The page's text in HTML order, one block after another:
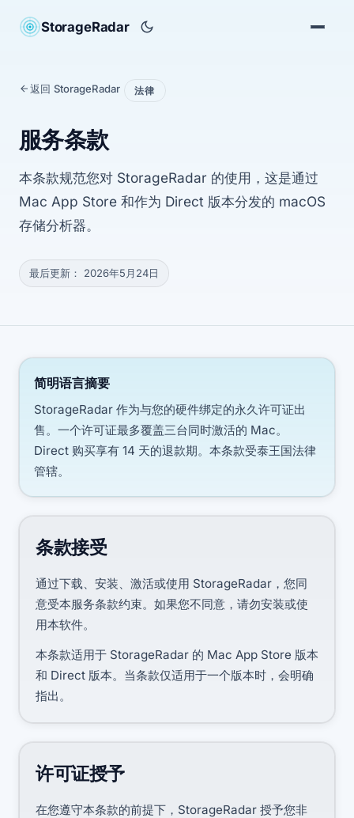
StorageRadar
返回 StorageRadar 法律
服务条款
本条款规范您对 StorageRadar 的使用，这是通过
Mac App Store 和作为 Direct 版本分发的 macOS
存储分析器。
最后更新： 2026年5月24日
简明语言摘要
StorageRadar 作为与您的硬件绑定的永久许可证出
售。一个许可证最多覆盖三台同时激活的 Mac。
Direct 购买享有 14 天的退款期。本条款受泰王国法律
管辖。
条款接受
通过下载、安装、激活或使用 StorageRadar，您同
意受本服务条款约束。如果您不同意，请勿安装或使
用本软件。
本条款适用于 StorageRadar 的 Mac App Store 版本
和 Direct 版本。当条款仅适用于一个版本时，会明确
指出。
许可证授予
在您遵守本条款的前提下，StorageRadar 授予您非